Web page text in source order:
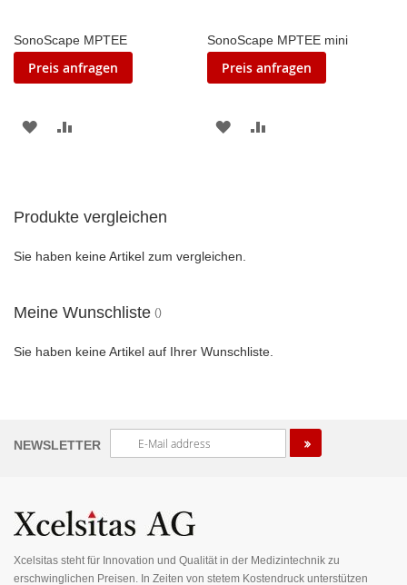
SonoScape MPTEE
Preis anfragen
ZUR
SonoScape MPTEE mini
Preis anfragen
ZUR
Produkte vergleichen
Sie haben keine Artikel zum vergleichen.
Meine Wunschliste
Sie haben keine Artikel auf Ihrer Wunschliste.
NEWSLETTER
Melden
Sie
Newsletter
Xcelsitas steht für Innovation und Qualität in der Medizintechnik zu
erschwinglichen Preisen. In Zeiten von stetem Kostendruck unterstützen